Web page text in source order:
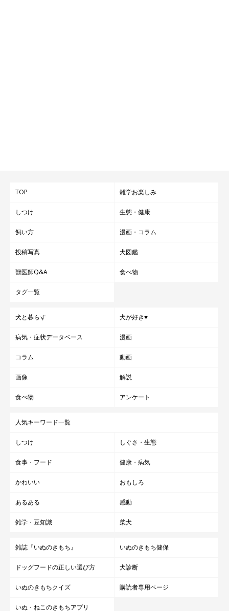
TOP 雑学お楽しみ
しつけ 生態・健康
飼い方 漫画・コラム
投稿写真 犬図鑑
獣医師Q&A 食べ物
タグ一覧
犬と暮らす 犬が好き♥
病気・症状データベース 漫画
コラム 動画
画像 解説
食べ物 アンケート
人気キーワード一覧
しつけ しぐさ・生態
食事・フード 健康・病気
かわいい おもしろ
あるある 感動
雑学・豆知識 柴犬
雑誌『いぬのきもち』 いぬのきもち健保
ドッグフードの正しい選び方 犬診断
いぬのきもちクイズ 購読者専用ページ
いぬ・ねこのきもちアプリ